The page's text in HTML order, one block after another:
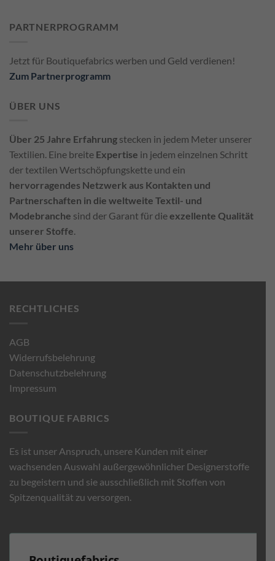
PARTNERPROGRAMM
Jetzt für Boutiquefabrics werben und Geld verdienen!
Zum Partnerprogramm
ÜBER UNS
Über 25 Jahre Erfahrung stecken in jedem Meter unserer
Textilien. Eine breite Expertise in jedem einzelnen Schritt
der textilen Wertschöpfungskette und ein
hervorragendes Netzwerk aus Kontakten und
Partnerschaften in die weltweite Textil- und
Modebranche sind der Garant für dieexzellente Qualität
unserer Stoffe.
Mehr über uns
RECHTLICHES
AGB
Widerrufsbelehrung
Datenschutzbelehrung
Impressum
BOUTIQUE FABRICS
Es ist unser Anspruch, unsere Kunden mit einer
wachsenden Auswahl außergewöhnlicher Designerstoffe
zu begeistern und sie ausschließlich mit Stoffen von
Spitzenqualität zu versorgen.